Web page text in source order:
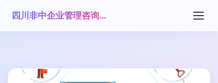
四川非中企业管理咨询有限公司